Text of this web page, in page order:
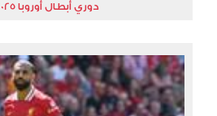
دوري أبطال أوروبا 2024/2025